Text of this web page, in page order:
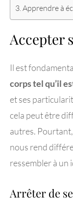
Apprendre à
Accepter
Il est
corps tel qu’il
et ses
cela peut être
autres.
nous rend
ressembler à un
Arrêter de